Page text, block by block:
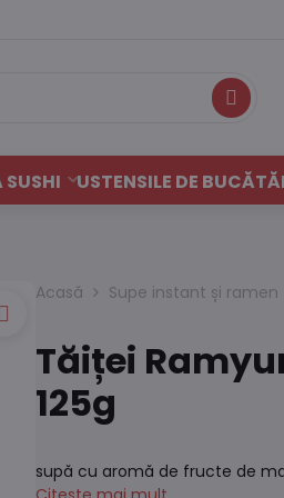
Caută
SUSHI USTENSILE DE
Acasă Supe instant și ramen
Tăiței
125g
supă cu aromă de fructe de